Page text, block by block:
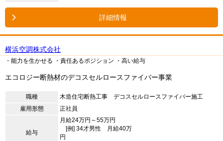
詳細情報
横浜空調株式会社
・能力を生かせる ・責任あるポジション ・高い給与
エコロジー断熱材のデコスセルロースファイバー事業
職種
木造住宅断熱工事 デコスセルロースファイバー施工
雇用形態
正社員
給与
月給24万円～55万円
[例] 34才男性 月給40万
円